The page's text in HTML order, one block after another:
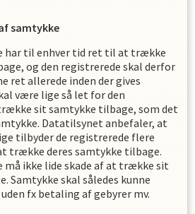
samtykke
har til enhver tid ret til at trække
og den registrerede skal derfor
ret allerede inden der gives
være lige så let for den
sit samtykke tilbage, som det
Datatilsynet anbefaler, at
tilbyder de registrerede flere
trække deres samtykke tilbage.
må ikke lide skade af at trække sit
Samtykke skal således kunne
fx betaling af gebyrer mv.